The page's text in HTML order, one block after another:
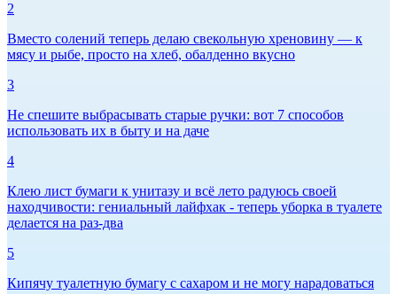
2
Вместо солений теперь делаю свекольную хреновину — к
мясу и рыбе, просто на хлеб, обалденно вкусно
3
Не спешите выбрасывать старые ручки: вот 7 способов
использовать их в быту и на даче
4
Клею лист бумаги к унитазу и всё лето радуюсь своей
находчивости: гениальный лайфхак - теперь уборка в туалете
делается на раз-два
5
Кипячу туалетную бумагу с сахаром и не могу нарадоваться